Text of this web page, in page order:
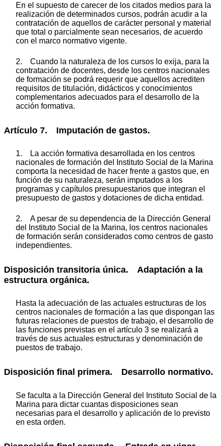
En el supuesto de carecer de los citados medios para la
realización de determinados cursos, podrán acudir a la
contratación de aquellos de carácter personal y material
que total o parcialmente sean necesarios, de acuerdo
con el marco normativo vigente.
2. Cuando la naturaleza de los cursos lo exija, para la
contratación de docentes, desde los centros nacionales
de formación se podrá requerir que aquellos acrediten
requisitos de titulación, didácticos y conocimientos
complementarios adecuados para el desarrollo de la
acción formativa.
Artículo 7. Imputación de gastos.
1. La acción formativa desarrollada en los centros
nacionales de formación del Instituto Social de la Marina
comporta la necesidad de hacer frente a gastos que, en
función de su naturaleza, serán imputados a los
programas y capítulos presupuestarios que integran el
presupuesto de gastos y dotaciones de dicha entidad.
2. A pesar de su dependencia de la Dirección General
del Instituto Social de la Marina, los centros nacionales
de formación serán considerados como centros de gasto
independientes.
Disposición transitoria única. Adaptación a la
estructura orgánica.
Hasta la adecuación de las actuales estructuras de los
centros nacionales de formación a las que dispongan las
futuras relaciones de puestos de trabajo, el desarrollo de
las funciones previstas en el artículo 3 se realizará a
través de sus actuales estructuras y denominación de
puestos de trabajo.
Disposición final primera. Desarrollo normativo.
Se faculta a la Dirección General del Instituto Social de la
Marina para dictar cuantas disposiciones sean
necesarias para el desarrollo y aplicación de lo previsto
en esta orden.